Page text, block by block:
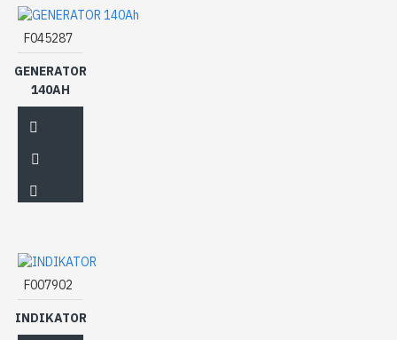
F045287
GENERATOR
140AH
F007902
INDIKATOR